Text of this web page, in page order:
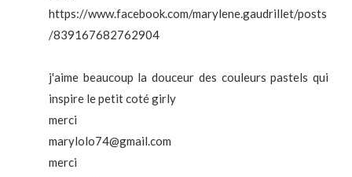
https://www.facebook.com/marylene.gaudrillet/posts
/839167682762904
j'aime beaucoup la douceur des couleurs pastels qui
inspire le petit coté girly
merci
marylolo74@gmail.com
merci